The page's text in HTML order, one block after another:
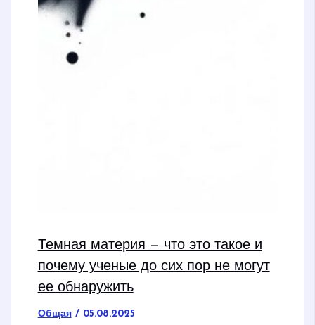
Темная материя — что это такое и
почему ученые до сих пор не могут
ее обнаружить
Общая/ 05.08.2025